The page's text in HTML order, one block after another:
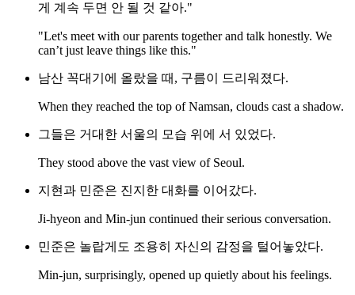
게 계속 두면 안 될 것 같아."
"Let's meet with our parents together and talk honestly. We
can’t just leave things like this."
남산 꼭대기에 올랐을 때, 구름이 드리워졌다.
When they reached the top of Namsan, clouds cast a shadow.
그들은 거대한 서울의 모습 위에 서 있었다.
They stood above the vast view of Seoul.
지현과 민준은 진지한 대화를 이어갔다.
Ji-hyeon and Min-jun continued their serious conversation.
민준은 놀랍게도 조용히 자신의 감정을 털어놓았다.
Min-jun, surprisingly, opened up quietly about his feelings.